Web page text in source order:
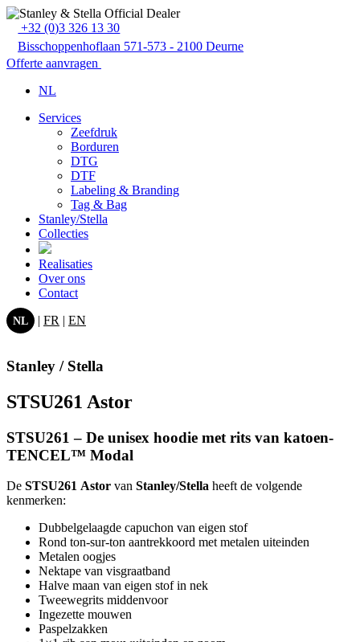
+32 (0)3 326 13 30
Bisschoppenhoflaan 571-573 - 2100 Deurne
Offerte aanvragen
NL
Services
Zeefdruk
Borduren
DTG
DTF
Labeling & Branding
Tag & Bag
Stanley/Stella
Collecties
Realisaties
Over ons
Contact
NL | FR | EN
Stanley / Stella
STSU261 Astor
STSU261 – De unisex hoodie met rits van katoen-
TENCEL™ Modal
De STSU261 Astor van Stanley/Stella heeft de volgende
kenmerken:
Dubbelgelaagde capuchon van eigen stof
Rond ton-sur-ton aantrekkoord met metalen uiteinden
Metalen oogjes
Nektape van visgraatband
Halve maan van eigen stof in nek
Tweewegrits middenvoor
Ingezette mouwen
Paspelzakken